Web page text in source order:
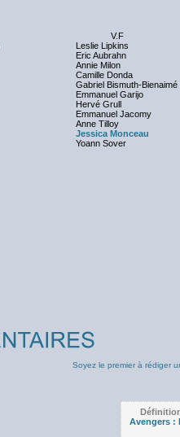
V.F
Leslie Lipkins
Eric Aubrahn
Annie Milon
Camille Donda
Gabriel Bismuth-Bienaimé
Emmanuel Garijo
Hervé Grull
Emmanuel Jacomy
Anne Tilloy
Jessica Monceau
Yoann Sover
Soyez le premier à rédiger
Avengers :